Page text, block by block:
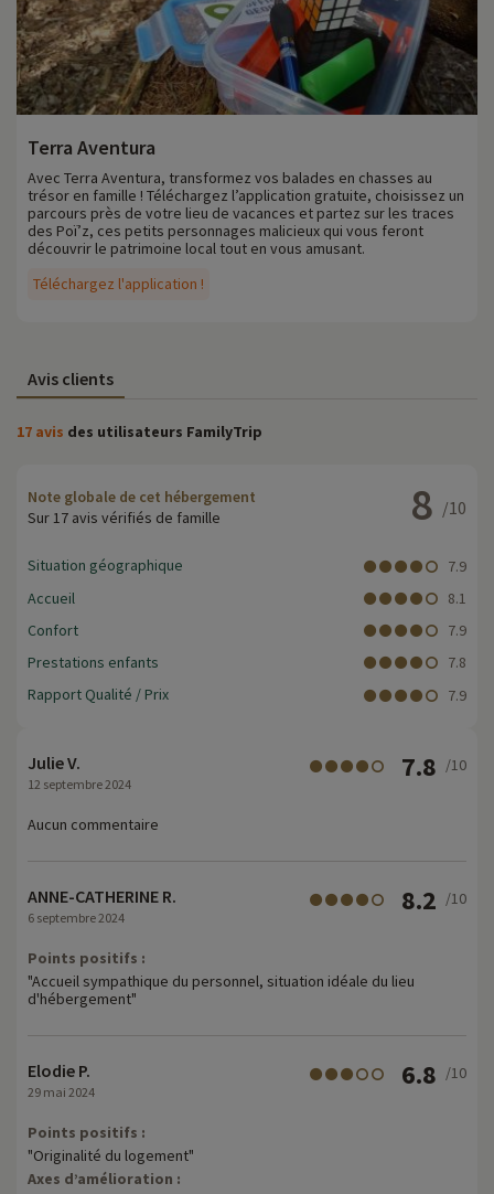
Terra Aventura
Téléchargez l'application !
Avec Terra Aventura, transformez vos balades en chasses au
trésor en famille ! Téléchargez l’application gratuite, choisissez un
parcours près de votre lieu de vacances et partez sur les traces
des Poï’z, ces petits personnages malicieux qui vous feront
découvrir le patrimoine local tout en vous amusant.
Avis clients
17 avis des utilisateurs FamilyTrip
Note globale de cet hébergement
Sur 17 avis vérifiés de famille
8 /10
Situation géographique
7.9
Accueil
8.1
Confort
7.9
Prestations enfants
7.8
Rapport Qualité / Prix
7.9
Julie V.
12 septembre 2024
7.8 /10
Aucun commentaire
ANNE-CATHERINE R.
6 septembre 2024
8.2 /10
Points positifs :
"Accueil sympathique du personnel, situation idéale du lieu
d'hébergement"
Elodie P.
29 mai 2024
6.8 /10
Points positifs :
"Originalité du logement"
Axes d’amélioration :